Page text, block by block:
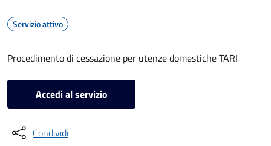
Servizio attivo
Procedimento di cessazione per utenze domestiche TARI
Accedi al servizio
Condividi